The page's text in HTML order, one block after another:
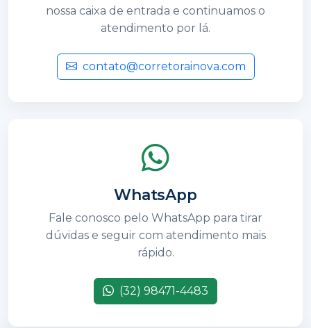
nossa caixa de entrada e continuamos o
atendimento por lá.
contato@corretorainova.com
WhatsApp
Fale conosco pelo WhatsApp para tirar
dúvidas e seguir com atendimento mais
rápido.
(32) 98471-4483